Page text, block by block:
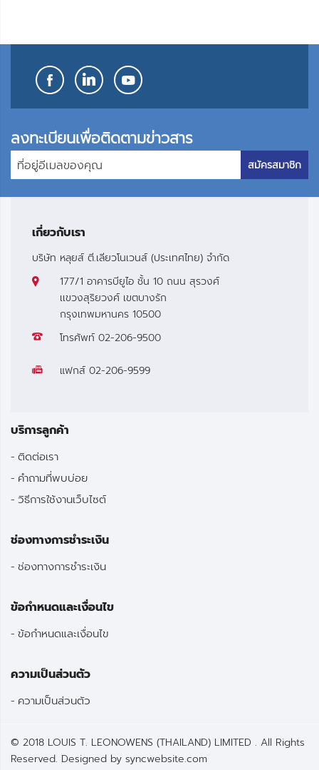
ลงทะเบียนเพื่อติดตามข่าวสาร
สมัครสมาชิก
เกี่ยวกับเรา
บริษัท หลุยส์ ตี.เลียวโนเวนส์ (ประเทศไทย) จำกัด
177/1 อาคารบียูไอ ชั้น 10 ถนน สุรวงศ์
เเขวงสุริยวงศ์ เขตบางรัก
กรุงเทพมหานคร 10500
โทรศัพท์ 02-206-9500
แฟกส์ 02-206-9599
บริการลูกค้า
ติดต่อเรา
คำถามที่พบบ่อย
วิธีการใช้งานเว็บไซต์
ช่องทางการชำระเงิน
ช่องทางการชำระเงิน
ข้อกำหนดและเงื่อนไข
ข้อกำหนดและเงื่อนไข
ความเป็นส่วนตัว
ความเป็นส่วนตัว
© 2018 LOUIS T. LEONOWENS (THAILAND) LIMITED . All Rights
Reserved. Designed by syncwebsite.com